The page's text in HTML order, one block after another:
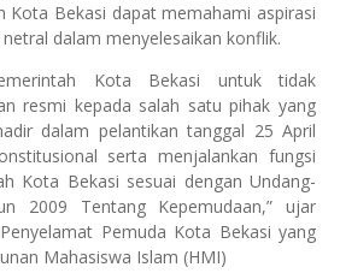
Kota Bekasi dapat memahami aspirasi
dalam menyelesaikan konflik.
Kota Bekasi untuk tidak
resmi kepada salah satu pihak yang
dalam pelantikan tanggal 25 April
serta menjalankan fungsi
Kota Bekasi sesuai dengan Undang-
2009 Tentang Kepemudaan,” ujar
Pemuda Kota Bekasi yang
Mahasiswa Islam (HMI)